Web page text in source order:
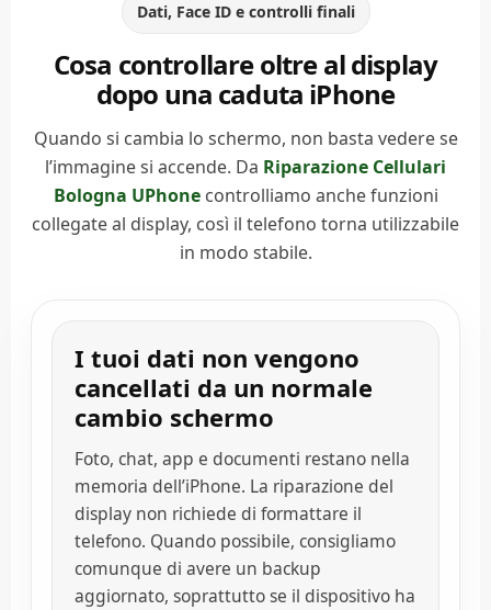
Dati, Face ID e controlli finali
Cosa controllare oltre al display
dopo una caduta iPhone
Quando si cambia lo schermo, non basta vedere se
l’immagine si accende. Da Riparazione Cellulari
Bologna UPhonecontrolliamo anche funzioni
collegate al display, così il telefono torna utilizzabile
in modo stabile.
I tuoi dati non vengono
cancellati da un normale
cambio schermo
Foto, chat, app e documenti restano nella
memoria dell’iPhone. La riparazione del
display non richiede di formattare il
telefono. Quando possibile, consigliamo
comunque di avere un backup
aggiornato, soprattutto se il dispositivo ha